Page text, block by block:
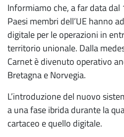
Informiamo che, a far data
Paesi membri dell’UE hanno
digitale per le operazioni in
territorio unionale. Dalla
Carnet è divenuto operativo
Bretagna e Norvegia.
L’introduzione del nuovo
a una fase ibrida durante la
cartaceo e quello digitale.